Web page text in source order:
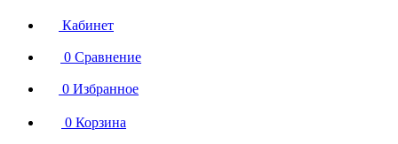
Кабинет
0 Сравнение
0 Избранное
0 Корзина